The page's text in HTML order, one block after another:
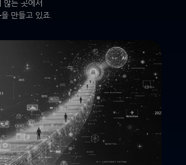
않는 곳에서
을 만들고 있죠.